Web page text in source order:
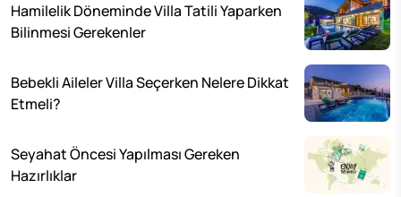
Hamilelik Döneminde Villa Tatili Yaparken
Bilinmesi Gerekenler
Bebekli Aileler Villa Seçerken Nelere Dikkat
Etmeli?
Seyahat Öncesi Yapılması Gereken
Hazırlıklar